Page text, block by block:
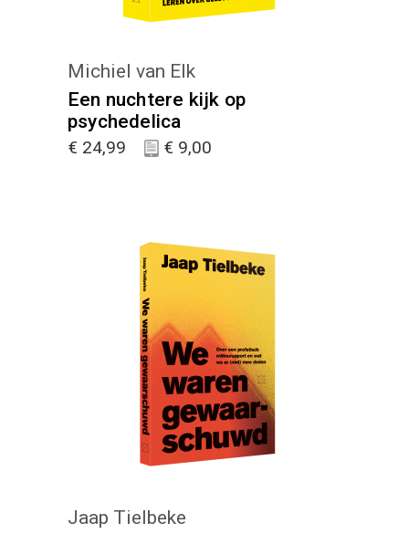
Michiel van Elk
Een nuchtere kijk op
psychedelica
€ 24,99 € 9,00
KIES :)
Jaap Tielbeke